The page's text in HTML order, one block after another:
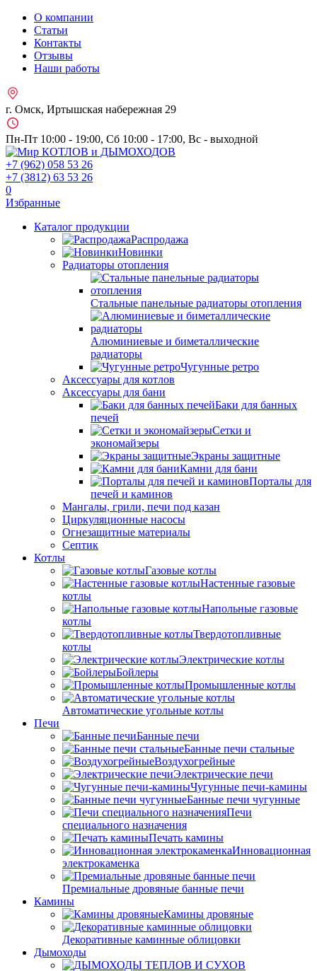
О компании
Статьи
Контакты
Отзывы
Наши работы
г. Омск, Иртышская набережная 29
Пн-Пт 10:00 - 19:00, Сб 10:00 - 17:00, Вс - выходной
+7 (962) 058 53 26
+7 (3812) 63 53 26
0
Избранные
Каталог продукции
Распродажа
Новинки
Радиаторы отопления
Стальные панельные радиаторы отопления
Алюминиевые и биметаллические
радиаторы
Чугунные ретро
Аксессуары для котлов
Аксессуары для бани
Баки для банных
печей
Сетки и
экономайзеры
Экраны защитные
Камни для бани
Порталы для
печей и каминов
Мангалы, грили, печи под казан
Циркуляционные насосы
Огнезащитные материалы
Септик
Котлы
Газовые котлы
Настенные газовые
котлы
Напольные газовые
котлы
Твердотопливные
котлы
Электрические котлы
Бойлеры
Промышленные котлы
Автоматические угольные котлы
Печи
Банные печи
Банные печи стальные
Воздухогрейные
Электрические печи
Чугунные печи-камины
Банные печи чугунные
Печи
специального назначения
Печать камины
Инновационная
электрокаменка
Премиальные дровяные банные печи
Камины
Камины дровяные
Декоративные каминные облицовки
Дымоходы